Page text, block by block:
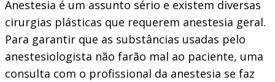
Anestesia é um assunto sério e existem diversas
cirurgias plásticas que requerem anestesia geral.
Para garantir que as substâncias usadas pelo
anestesiologista não farão mal ao paciente, uma
consulta com o profissional da anestesia se faz